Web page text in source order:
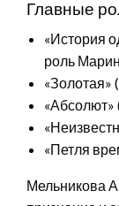
Главные
«История
роль
«Золотая»
«Абсолют»
«Петля
Мельникова